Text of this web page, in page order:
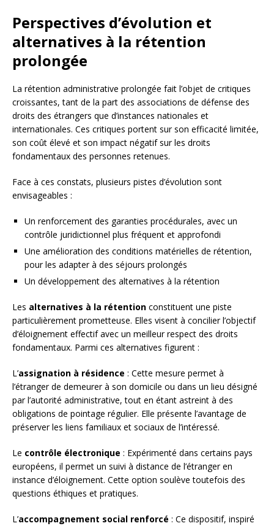
Perspectives d’évolution et
alternatives à la rétention
prolongée
La rétention administrative prolongée fait l’objet de critiques
croissantes, tant de la part des associations de défense des
droits des étrangers que d’instances nationales et
internationales. Ces critiques portent sur son efficacité limitée,
son coût élevé et son impact négatif sur les droits
fondamentaux des personnes retenues.
Face à ces constats, plusieurs pistes d’évolution sont
envisageables :
Un renforcement des garanties procédurales, avec un
contrôle juridictionnel plus fréquent et approfondi
Une amélioration des conditions matérielles de rétention,
pour les adapter à des séjours prolongés
Un développement des alternatives à la rétention
Les alternatives à la rétention constituent une piste
particulièrement prometteuse. Elles visent à concilier l’objectif
d’éloignement effectif avec un meilleur respect des droits
fondamentaux. Parmi ces alternatives figurent :
L’assignation à résidence : Cette mesure permet à
l’étranger de demeurer à son domicile ou dans un lieu désigné
par l’autorité administrative, tout en étant astreint à des
obligations de pointage régulier. Elle présente l’avantage de
préserver les liens familiaux et sociaux de l’intéressé.
Le contrôle électronique : Expérimenté dans certains pays
européens, il permet un suivi à distance de l’étranger en
instance d’éloignement. Cette option soulève toutefois des
questions éthiques et pratiques.
L’accompagnement social renforcé : Ce dispositif, inspiré